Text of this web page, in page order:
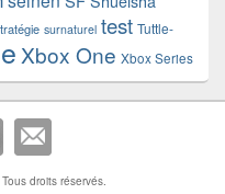
surnaturel test Tuttle-
Xbox One Xbox Series
droits réservés.